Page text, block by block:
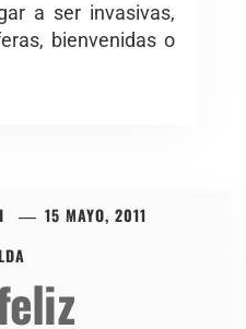
a ser invasivas,
bienvenidas o
15 MAYO, 2011